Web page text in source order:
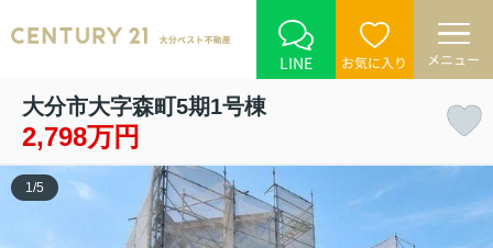
LINE お気に入り メニュー
大分市大字森町5期1号棟
2,798万円
1 /5